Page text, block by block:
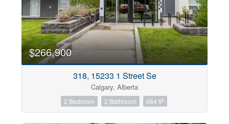
$266,900
318, 15233 1 Street Se
Calgary, Alberta
2 Bedroom 2 Bathroom 684 ft2